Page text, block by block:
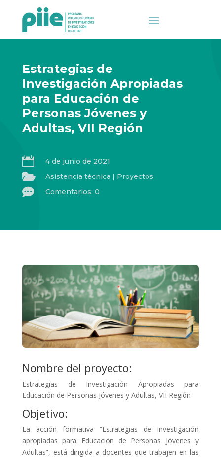
Estrategias de
Investigación Apropiadas
para Educación de
Personas Jóvenes y
Adultas, VII Región
 4 de junio de 2021
 Asistencia técnica | Proyectos
 Comentarios: 0
Nombre del proyecto:
Estrategias de Investigación Apropiadas para
Educación de Personas Jóvenes y Adultas, VII Región
Objetivo:
La acción formativa “Estrategias de investigación
apropiadas para Educación de Personas Jóvenes y
Adultas”, está dirigida a docentes que trabajen en las